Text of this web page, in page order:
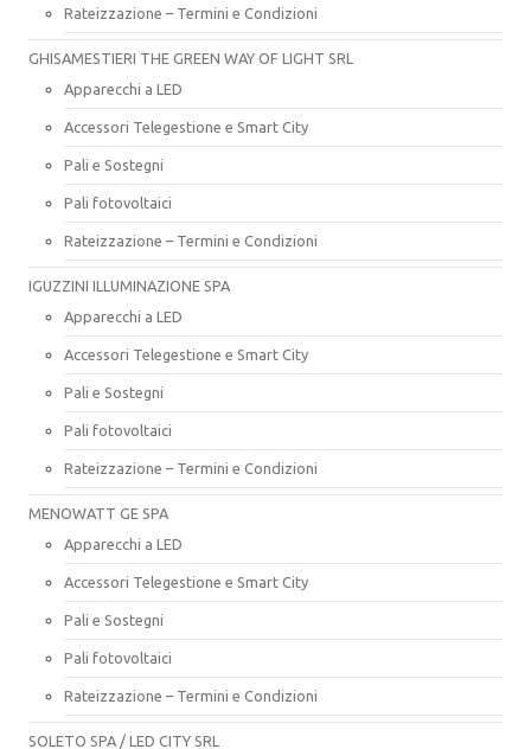
Rateizzazione – Termini e Condizioni
GHISAMESTIERI THE GREEN WAY OF LIGHT SRL
Apparecchi a LED
Accessori Telegestione e Smart City
Pali e Sostegni
Pali fotovoltaici
Rateizzazione – Termini e Condizioni
IGUZZINI ILLUMINAZIONE SPA
Apparecchi a LED
Accessori Telegestione e Smart City
Pali e Sostegni
Pali fotovoltaici
Rateizzazione – Termini e Condizioni
MENOWATT GE SPA
Apparecchi a LED
Accessori Telegestione e Smart City
Pali e Sostegni
Pali fotovoltaici
Rateizzazione – Termini e Condizioni
SOLETO SPA / LED CITY SRL